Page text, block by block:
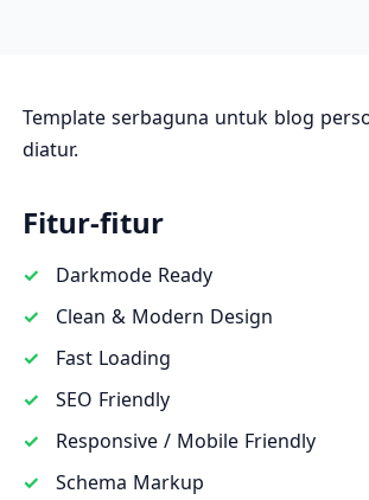
Template serbaguna untuk blog
diatur.
Fitur-fitur
Darkmode Ready
Clean & Modern Design
Fast Loading
SEO Friendly
Responsive / Mobile Friendly
Schema Markup